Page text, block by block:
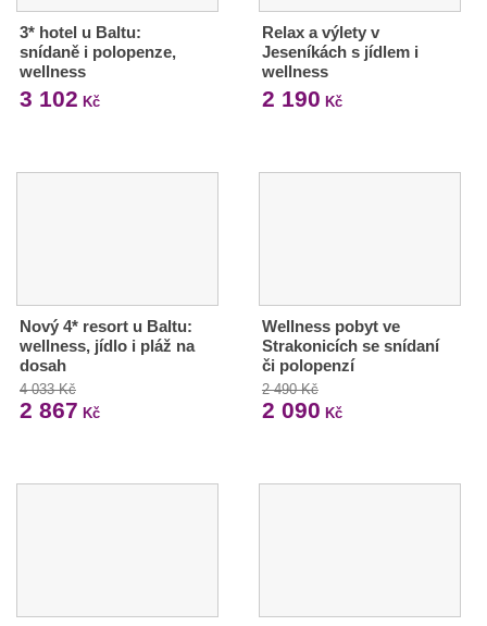
3* hotel u Baltu:
snídaně i polopenze,
wellness
3 102 Kč
Relax a výlety v
Jeseníkách s jídlem i
wellness
2 190 Kč
Nový 4* resort u Baltu:
wellness, jídlo i pláž na
dosah
4 033 Kč
2 867 Kč
Wellness pobyt ve
Strakonicích se snídaní
či polopenzí
2 490 Kč
2 090 Kč